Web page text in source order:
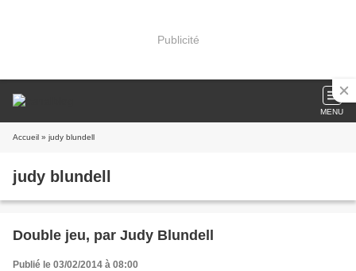
Publicité
MENU
Accueil » judy blundell
judy blundell
Double jeu, par Judy Blundell
Publié le 03/02/2014 à 08:00